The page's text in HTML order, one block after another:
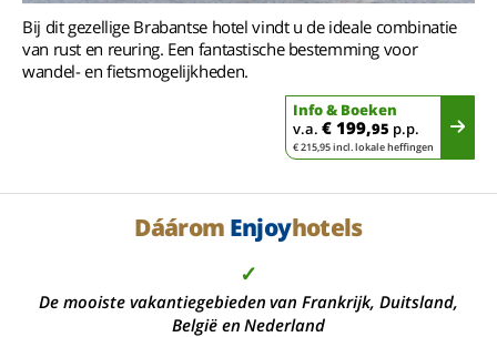
Bij dit gezellige Brabantse hotel vindt u de ideale combinatie
van rust en reuring. Een fantastische bestemming voor
wandel- en fietsmogelijkheden.
Info & Boeken
v.a. € 199,95 p.p.
€ 215,95 incl. lokale heffingen
Dáárom Enjoyhotels
✓
De mooiste vakantiegebieden van Frankrijk, Duitsland,
België en Nederland